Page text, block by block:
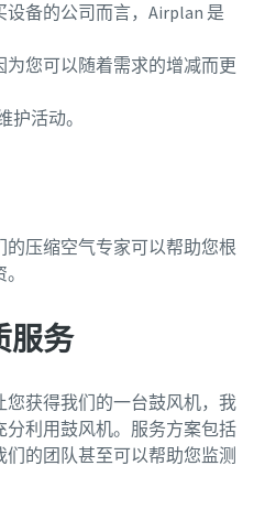
备的公司而言，Airplan 是
您可以随着需求的增减而更
护活动。
压缩空气专家可以帮助您根
服务
获得我们的一台鼓风机，我
利用鼓风机。服务方案包括
的团队甚至可以帮助您监测